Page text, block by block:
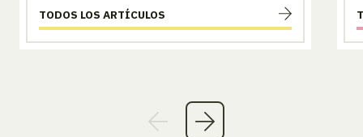
TODOS LOS ARTÍCULOS